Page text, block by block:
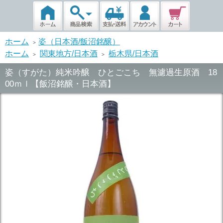
ホーム > 姿（日本酒/飯沼銘醸）
ホーム
> 関東地方/日本酒 > 栃木県/日本酒
姿（すがた）純米吟醸 ひとごこち 無濾過生原酒 18
00ｍｌ【飯沼銘醸・日本酒】